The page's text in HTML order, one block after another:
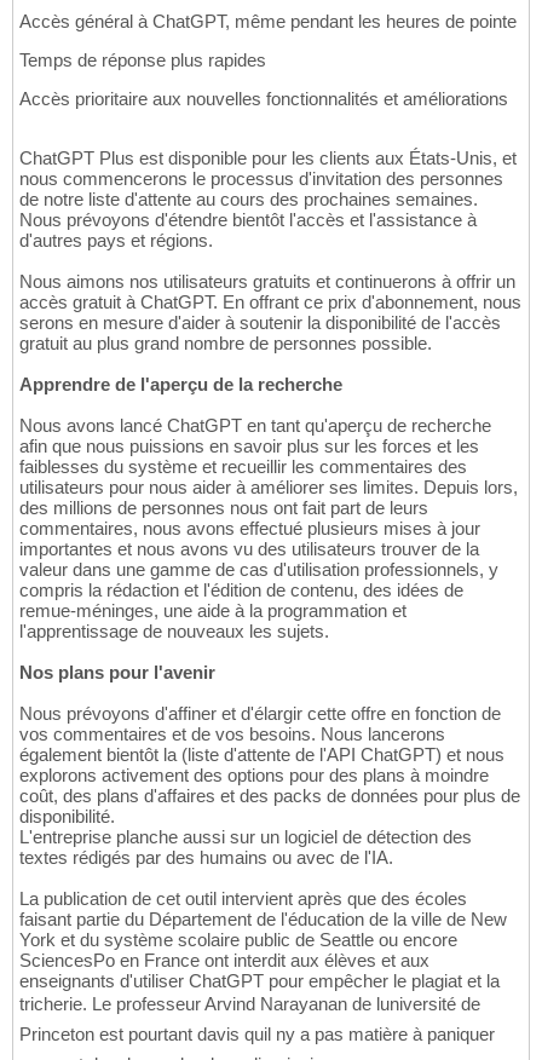
Accès général à ChatGPT, même pendant les heures de pointe
Temps de réponse plus rapides
Accès prioritaire aux nouvelles fonctionnalités et améliorations
ChatGPT Plus est disponible pour les clients aux États-Unis, et
nous commencerons le processus d'invitation des personnes
de notre liste d'attente au cours des prochaines semaines.
Nous prévoyons d'étendre bientôt l'accès et l'assistance à
d'autres pays et régions.
Nous aimons nos utilisateurs gratuits et continuerons à offrir un
accès gratuit à ChatGPT. En offrant ce prix d'abonnement, nous
serons en mesure d'aider à soutenir la disponibilité de l'accès
gratuit au plus grand nombre de personnes possible.
Apprendre de l'aperçu de la recherche
Nous avons lancé ChatGPT en tant qu'aperçu de recherche
afin que nous puissions en savoir plus sur les forces et les
faiblesses du système et recueillir les commentaires des
utilisateurs pour nous aider à améliorer ses limites. Depuis lors,
des millions de personnes nous ont fait part de leurs
commentaires, nous avons effectué plusieurs mises à jour
importantes et nous avons vu des utilisateurs trouver de la
valeur dans une gamme de cas d'utilisation professionnels, y
compris la rédaction et l'édition de contenu, des idées de
remue-méninges, une aide à la programmation et
l'apprentissage de nouveaux les sujets.
Nos plans pour l'avenir
Nous prévoyons d'affiner et d'élargir cette offre en fonction de
vos commentaires et de vos besoins. Nous lancerons
également bientôt la (liste d'attente de l'API ChatGPT) et nous
explorons activement des options pour des plans à moindre
coût, des plans d'affaires et des packs de données pour plus de
disponibilité.
L'entreprise planche aussi sur un logiciel de détection des
textes rédigés par des humains ou avec de l'IA.
La publication de cet outil intervient après que des écoles
faisant partie du Département de l'éducation de la ville de New
York et du système scolaire public de Seattle ou encore
SciencesPo en France ont interdit aux élèves et aux
enseignants d'utiliser ChatGPT pour empêcher le plagiat et la
tricherie. Le professeur Arvind Narayanan de luniversité de
Princeton est pourtant davis quil ny a pas matière à paniquer